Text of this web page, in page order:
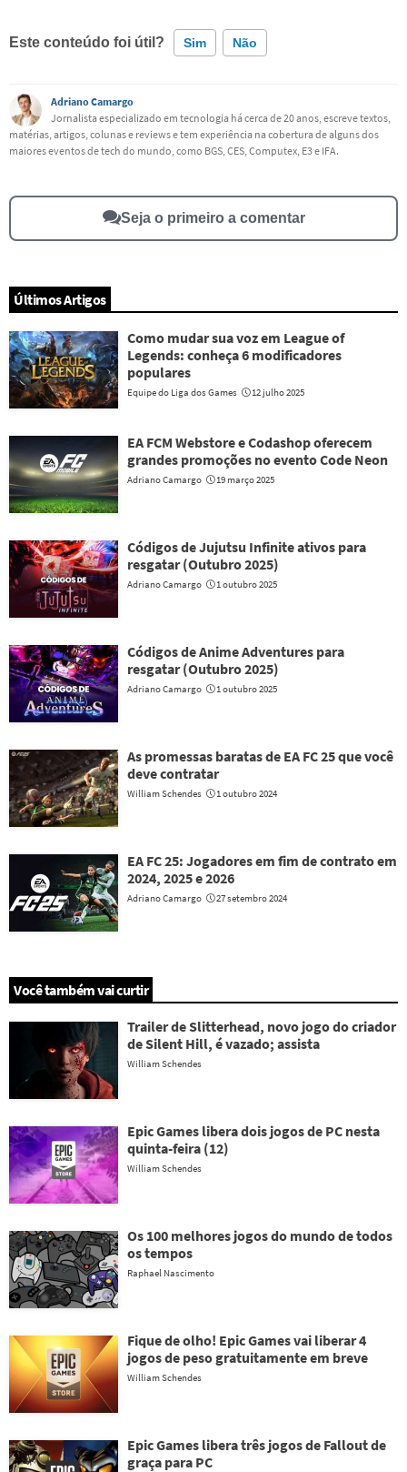
Este conteúdo foi útil? Sim Não
Este conteúdo contém informação incorreta
Este conteúdo não tem a informação que procuro
Adriano Camargo
Jornalista especializado em tecnologia há cerca de 20 anos, escreve textos,
matérias, artigos, colunas e reviews e tem experiência na cobertura de alguns dos
maiores eventos de tech do mundo, como BGS, CES, Computex, E3 e IFA.
Seja o primeiro a comentar
Últimos Artigos
Como mudar sua voz em League of
Legends: conheça 6 modificadores
populares
Equipe do Liga dos Games 12 julho 2025
EA FCM Webstore e Codashop oferecem
grandes promoções no evento Code Neon
Adriano Camargo 19 março 2025
Códigos de Jujutsu Infinite ativos para
resgatar (Outubro 2025)
Adriano Camargo 1 outubro 2025
Códigos de Anime Adventures para
resgatar (Outubro 2025)
Adriano Camargo 1 outubro 2025
As promessas baratas de EA FC 25 que você
deve contratar
William Schendes 1 outubro 2024
EA FC 25: Jogadores em fim de contrato em
2024, 2025 e 2026
Adriano Camargo 27 setembro 2024
Você também vai curtir
Trailer de Slitterhead, novo jogo do criador
de Silent Hill, é vazado; assista
William Schendes
Epic Games libera dois jogos de PC nesta
quinta-feira (12)
William Schendes
Os 100 melhores jogos do mundo de todos
os tempos
Raphael Nascimento
Fique de olho! Epic Games vai liberar 4
jogos de peso gratuitamente em breve
William Schendes
Epic Games libera três jogos de Fallout de
graça para PC